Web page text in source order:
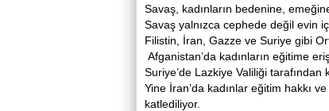
Savaş, kadınların bedenine,
Savaş yalnızca cephede değil evin
Filistin, İran, Gazze ve Suriye gibi
Afganistan’da kadınların eğitime
Suriye’de Lazkiye Valiliği tarafından
Yine İran’da kadınlar eğitim hakkı
katlediliyor.